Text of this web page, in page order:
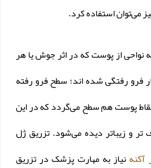
می‌توان استفاده کرد.
نواحی از پوست که در اثر جوش یا هر
فرو رفتگی شده اند؛ سطح فرو رفته
پوست هم سطح می‌گردد که در این
و زیباتر دیده می‌شود. تزریق ژل
آکنهنیاز به مهارت پزشک در تزریق